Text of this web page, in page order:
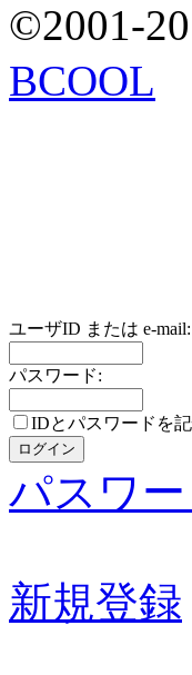
©2001-
BCOOL
ユーザID または e-mail:
パスワード:
IDとパスワードを
パスワ
新規登録